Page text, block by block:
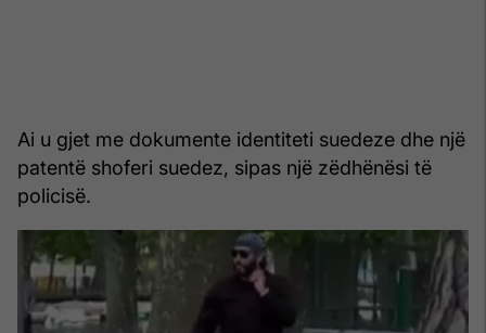
Ai u gjet me dokumente identiteti suedeze dhe një
patentë shoferi suedez, sipas një zëdhënësi të
policisë.